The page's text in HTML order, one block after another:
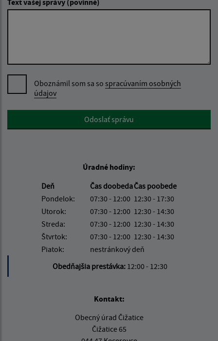
Text vašej správy (povinné)
Oboznámil som sa so spracúvaním osobných
údajov
Google reCaptcha ResponseOdoslať správu
Úradné hodiny:
Deň
Čas doobedaČas poobede
Pondelok:
07:30 - 12:00 12:30 - 17:30
Utorok:
07:30 - 12:00 12:30 - 14:30
Streda:
07:30 - 12:00 12:30 - 14:30
Štvrtok:
07:30 - 12:00 12:30 - 14:30
Piatok:
nestránkový deň
Obedňajšia prestávka: 12:00 - 12:30
Kontakt:
Obecný úrad Čižatice
Čižatice 65